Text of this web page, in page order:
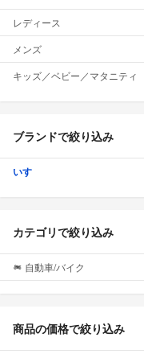
レディース
メンズ
キッズ／ベビー／マタニティ
ブランドで絞り込み
いすゞ
カテゴリで絞り込み
自動車/バイク
商品の価格で絞り込み